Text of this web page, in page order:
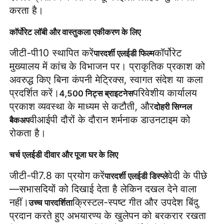
करता है।
कॉर्पोरेट लॉबी और वास्तुकला एकीकरण के लिए
जीटी-पी10 स्थापित करेंपारदर्शी एलईडी फिल्मकॉर्पोरेट
मुख्यालय में कांच के विभाजन पर। प्राकृतिक प्रकाश को
अवरुद्ध किए बिना कंपनी मेट्रिक्स, स्वागत संदेश या कला
प्रदर्शित करें।4,500 निट्स ब्राइटनेसपरिवेशीय कार्यालय
प्रकाश व्यवस्था के माध्यम से कटौती, औरदोहरी सिग्नल
बैकअपवीआईपी दौरों के दौरान शर्मनाक डाउनटाइम को
रोकता है।
चर्च एलईडी दीवार और पूजा घर के लिए
जीटी-पी7.8 का प्रयोग करेंपारदर्शी एलईडी डिस्प्लेवेदी के पीछे
—सभासदियों को दिखाई देता है लेकिन दखल देने वाला
नहीं।उच्च पारदर्शिताक्रिस्टल-स्पष्ट गीत और उपदेश बिंदु
प्रदान करते हुए अभयारण्य के खुलेपन को बरकरार रखता